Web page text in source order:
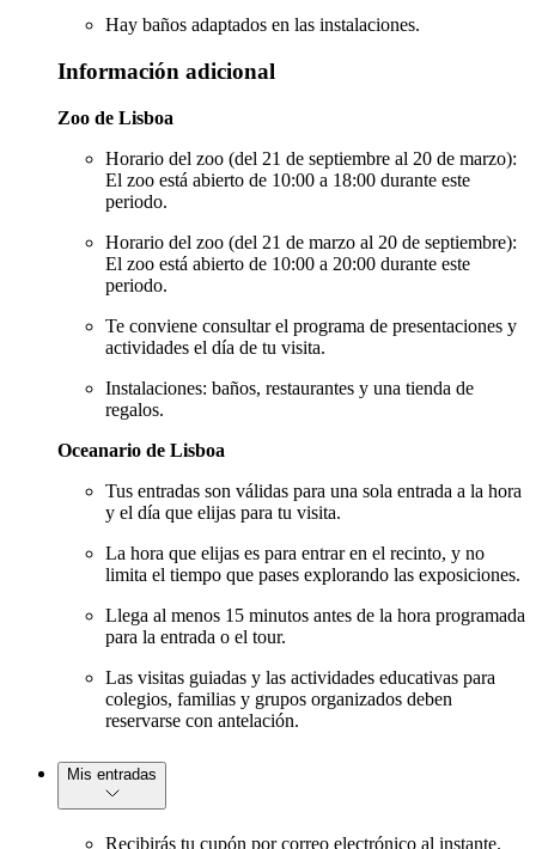
Hay baños adaptados en las instalaciones.
Información adicional
Zoo de Lisboa
Horario del zoo (del 21 de septiembre al 20 de marzo):
El zoo está abierto de 10:00 a 18:00 durante este
periodo.
Horario del zoo (del 21 de marzo al 20 de septiembre):
El zoo está abierto de 10:00 a 20:00 durante este
periodo.
Te conviene consultar el programa de presentaciones y
actividades el día de tu visita.
Instalaciones: baños, restaurantes y una tienda de
regalos.
Oceanario de Lisboa
Tus entradas son válidas para una sola entrada a la hora
y el día que elijas para tu visita.
La hora que elijas es para entrar en el recinto, y no
limita el tiempo que pases explorando las exposiciones.
Llega al menos 15 minutos antes de la hora programada
para la entrada o el tour.
Las visitas guiadas y las actividades educativas para
colegios, familias y grupos organizados deben
reservarse con antelación.
Mis entradas
Recibirás tu cupón por correo electrónico al instante.